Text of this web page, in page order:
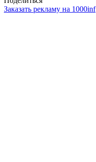
Заказать рекламу на 1000inf